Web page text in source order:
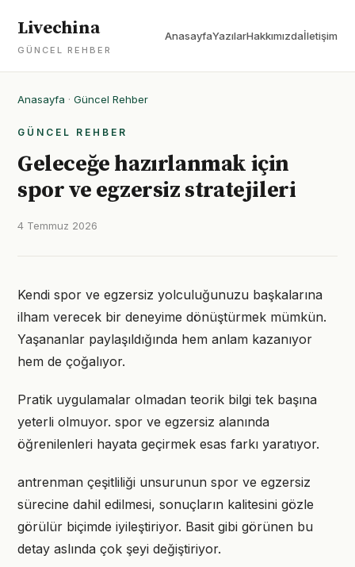
Livechina
GÜNCEL REHBER
AnasayfaYazılarHakkımızdaİletişim
Anasayfa · Güncel Rehber
GÜNCEL REHBER
Geleceğe hazırlanmak için
spor ve egzersiz stratejileri
4 Temmuz 2026
Kendi spor ve egzersiz yolculuğunuzu başkalarına
ilham verecek bir deneyime dönüştürmek mümkün.
Yaşananlar paylaşıldığında hem anlam kazanıyor
hem de çoğalıyor.
Pratik uygulamalar olmadan teorik bilgi tek başına
yeterli olmuyor. spor ve egzersiz alanında
öğrenilenleri hayata geçirmek esas farkı yaratıyor.
antrenman çeşitliliği unsurunun spor ve egzersiz
sürecine dahil edilmesi, sonuçların kalitesini gözle
görülür biçimde iyileştiriyor. Basit gibi görünen bu
detay aslında çok şeyi değiştiriyor.